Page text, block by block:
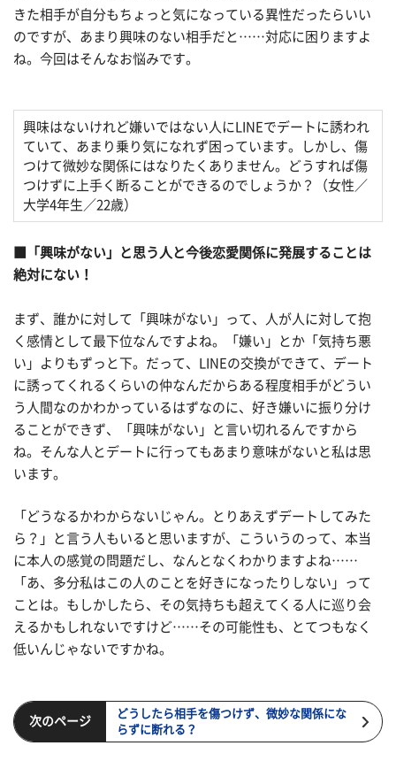
きた相手が自分もちょっと気になっている異性だったらいい
のですが、あまり興味のない相手だと……対応に困りますよ
ね。今回はそんなお悩みです。
興味はないけれど嫌いではない人にLINEでデートに誘われ
ていて、あまり乗り気になれず困っています。しかし、傷
つけて微妙な関係にはなりたくありません。どうすれば傷
つけずに上手く断ることができるのでしょうか？（女性／
大学4年生／22歳）
■「興味がない」と思う人と今後恋愛関係に発展することは
絶対にない！
まず、誰かに対して「興味がない」って、人が人に対して抱
く感情として最下位なんですよね。「嫌い」とか「気持ち悪
い」よりもずっと下。だって、LINEの交換ができて、デート
に誘ってくれるくらいの仲なんだからある程度相手がどうい
う人間なのかわかっているはずなのに、好き嫌いに振り分け
ることができず、「興味がない」と言い切れるんですから
ね。そんな人とデートに行ってもあまり意味がないと私は思
います。
「どうなるかわからないじゃん。とりあえずデートしてみた
ら？」と言う人もいると思いますが、こういうのって、本当
に本人の感覚の問題だし、なんとなくわかりますよね……
「あ、多分私はこの人のことを好きになったりしない」って
ことは。もしかしたら、その気持ちも超えてくる人に巡り会
えるかもしれないですけど……その可能性も、とてつもなく
低いんじゃないですかね。
次のページ
どうしたら相手を傷つけず、微妙な関係にな
らずに断れる？